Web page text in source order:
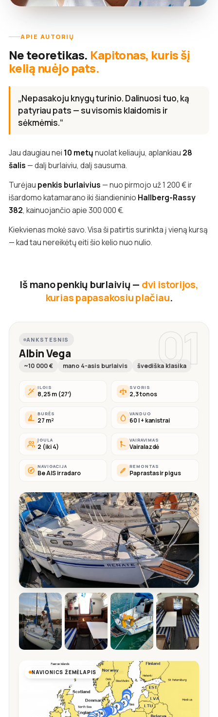
APIE AUTORIŲ
Ne teoretikas. Kapitonas, kuris šį
kelią nuėjo pats.
„Nepasakoju knygų turinio. Dalinuosi tuo, ką
patyriau pats — su visomis klaidomis ir
sėkmėmis.“
Jau daugiau nei 10 metųnuolat keliauju, aplankiau 28
šalis — dalį burlaiviu, dalį sausuma.
Turėjau penkis burlaivius — nuo pirmojo už 1 200 € ir
išardomo katamarano iki šiandieninio Hallberg-Rassy
382, kainuojančio apie 300 000 €.
Kiekvienas mokė savo. Visa ši patirtis surinkta į vieną kursą
— kad tau nereikėtų eiti šio kelio nuo nulio.
Iš mano penkių burlaivių — dvi istorijos,
kurias papasakosiu plačiau.
01
ANKSTESNIS
Albin Vega
~10 000 € mano 4-asis burlaivis švediška klasika
ILGIS
8,25 m (27′)
SVORIS
2,3 tonos
BURĖS
27 m²
VANDUO
60 l + kanistrai
ĮGULA
2 (iki 4)
VAIRAVIMAS
Vairalazdė
NAVIGACIJA
Be AIS ir radaro
REMONTAS
Paprastas ir pigus
NAVIONICS ŽEMĖLAPIS